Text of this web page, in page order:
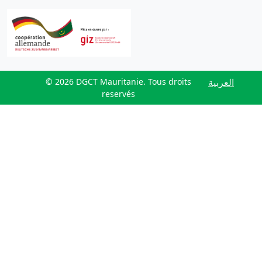
© 2026 DGCT Mauritanie. Tous droits
reservés
العربية